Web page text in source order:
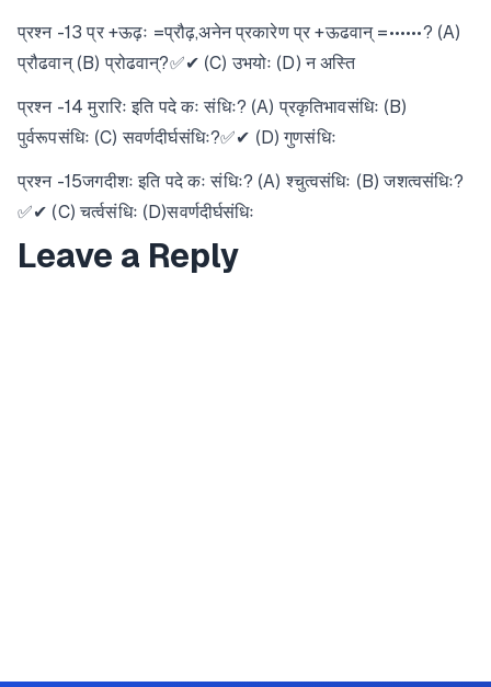
प्रश्न -13 प्र +ऊढ़ः =प्रौढ़,अनेन प्रकारेण प्र +ऊढवान् =••••••? (A)
प्रौढवान् (B) प्रोढवान्?✅✔ (C) उभयोः (D) न अस्ति
प्रश्न -14 मुरारिः इति पदे कः संधिः? (A) प्रकृतिभावसंधिः (B)
पुर्वरूपसंधिः (C) सवर्णदीर्घसंधिः?✅✔ (D) गुणसंधिः
प्रश्न -15जगदीशः इति पदे कः संधिः? (A) श्चुत्वसंधिः (B) जशत्वसंधिः?
✅✔ (C) चर्त्वसंधिः (D)सवर्णदीर्घसंधिः
Leave a Reply